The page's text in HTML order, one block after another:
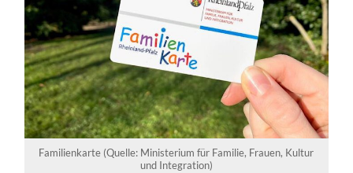
Familienkarte (Quelle: Ministerium für Familie, Frauen, Kultur
und Integration)